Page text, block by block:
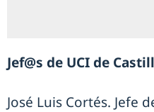
Jef@s de UCI de
José Luis Cortés. Jefe